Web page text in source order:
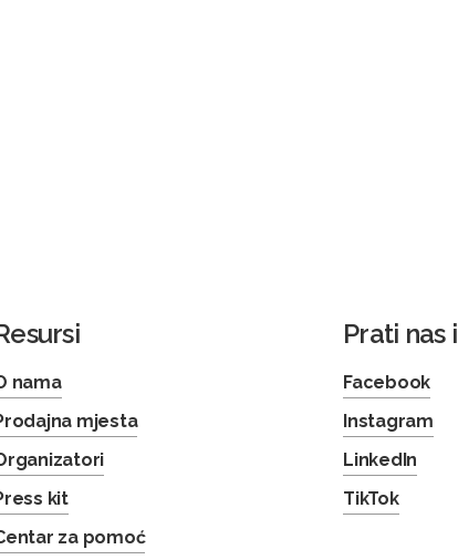
nama
mjesta
kit
za pomoć
Prati nas
Facebook
Instagram
LinkedIn
TikTok